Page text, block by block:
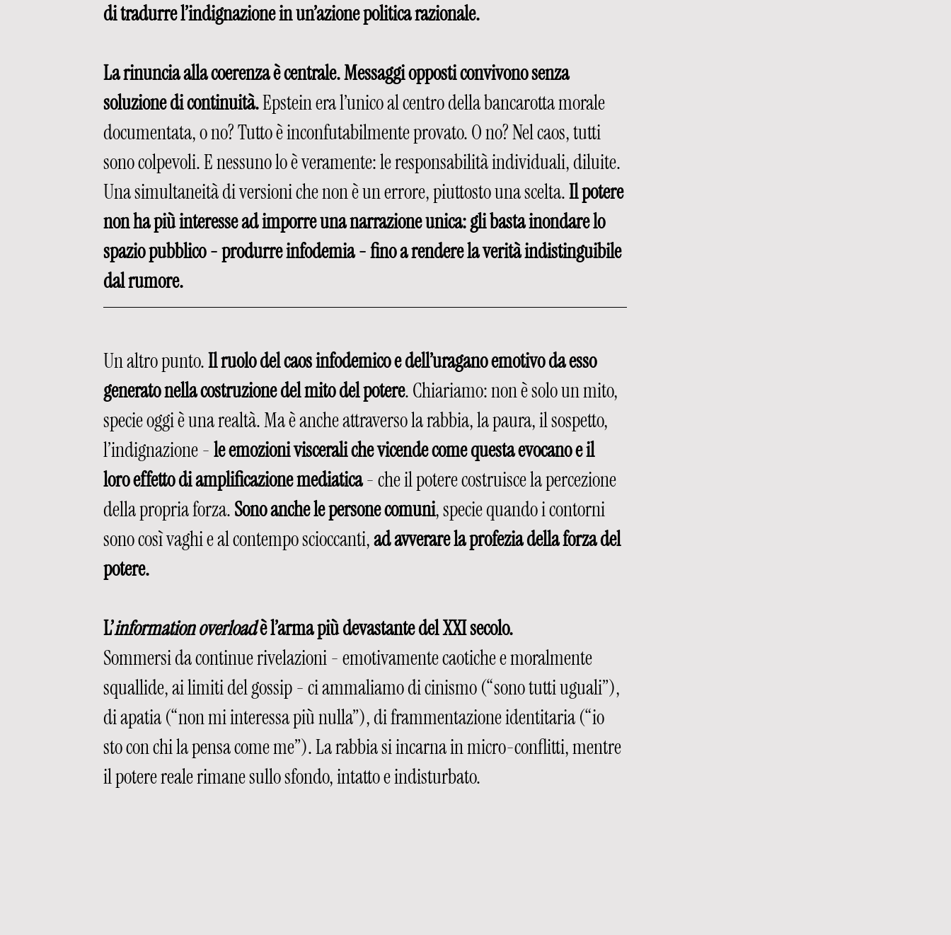
di tradurre l’indignazione in un’azione politica razionale.
La rinuncia alla coerenza è centrale. Messaggi opposti convivono senza
soluzione di continuità. Epstein era l’unico al centro della bancarotta morale
documentata, o no? Tutto è inconfutabilmente provato. O no? Nel caos, tutti
sono colpevoli. E nessuno lo è veramente: le responsabilità individuali, diluite.
Una simultaneità di versioni che non è un errore, piuttosto una scelta. Il potere
non ha più interesse ad imporre una narrazione unica: gli basta inondare lo
spazio pubblico - produrre infodemia - fino a rendere la verità indistinguibile
dal rumore.
Un altro punto. Il ruolo del caos infodemico e dell’uragano emotivo da esso
generato nella costruzione del mito del potere. Chiariamo: non è solo un mito,
specie oggi è una realtà. Ma è anche attraverso la rabbia, la paura, il sospetto,
l’indignazione - le emozioni viscerali che vicende come questa evocano e il
loro effetto di amplificazione mediatica - che il potere costruisce la percezione
della propria forza. Sono anche le persone comuni, specie quando i contorni
sono così vaghi e al contempo scioccanti, ad avverare la profezia della forza del
potere.
L’information overload è l’arma più devastante del XXI secolo.
Sommersi da continue rivelazioni - emotivamente caotiche e moralmente
squallide, ai limiti del gossip - ci ammaliamo di cinismo (“sono tutti uguali”),
di apatia (“non mi interessa più nulla”), di frammentazione identitaria (“io
sto con chi la pensa come me”). La rabbia si incarna in micro-conflitti, mentre
il potere reale rimane sullo sfondo, intatto e indisturbato.